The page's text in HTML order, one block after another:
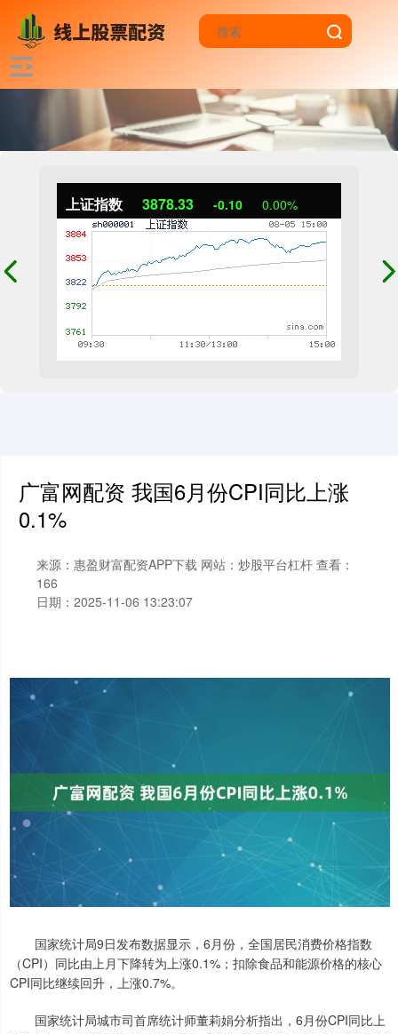
上证指数 3878.33 -0.10 0.00%
广富网配资 我国6月份CPI同比上涨
0.1%
来源：惠盈财富配资APP下载 网站：炒股平台杠杆 查看：
166
日期：2025-11-06 13:23:07
国家统计局9日发布数据显示，6月份，全国居民消费价格指数
（CPI）同比由上月下降转为上涨0.1%；扣除食品和能源价格的核心
CPI同比继续回升，上涨0.7%。
国家统计局城市司首席统计师董莉娟分析指出，6月份CPI同比上